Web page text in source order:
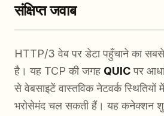
संक्षिप्त जवाब
HTTP/3 वेब पर डेटा पहुँचाने का सबसे
है। यह TCP की जगह QUICपर
से वेबसाइटें वास्तविक नेटवर्क स्थितियों
भरोसेमंद चल सकती हैं। यह कनेक्शन